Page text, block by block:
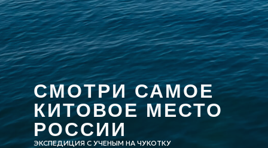
СМОТРИ САМОЕ
КИТОВОЕ МЕСТО
РОССИИ
ЭКСПЕДИЦИЯ С УЧЕНЫМ НА ЧУКОТКУ